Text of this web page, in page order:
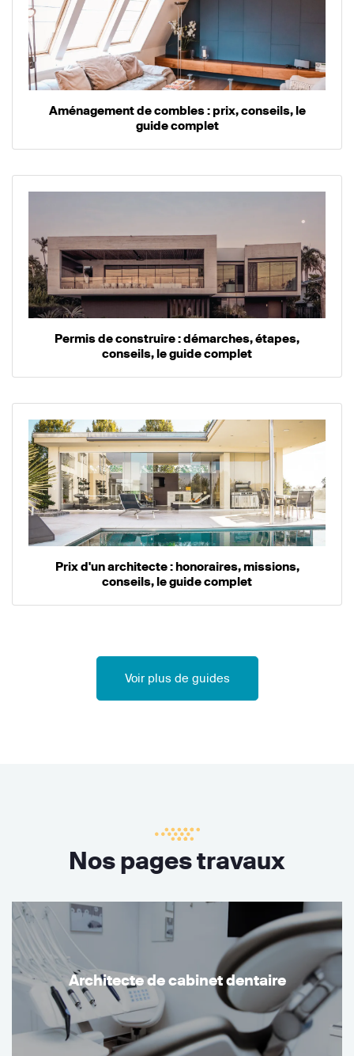
Aménagement de combles : prix, conseils, le
guide complet
Permis de construire : démarches, étapes,
conseils, le guide complet
Prix d'un architecte : honoraires, missions,
conseils, le guide complet
Voir plus de guides
Nos pages travaux
Architecte de cabinet dentaire